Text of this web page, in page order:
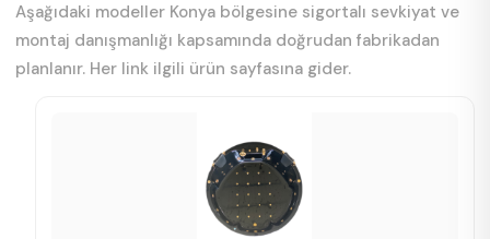
Aşağıdaki modeller Konya bölgesine sigortalı sevkiyat ve
montaj danışmanlığı kapsamında doğrudan fabrikadan
planlanır. Her link ilgili ürün sayfasına gider.